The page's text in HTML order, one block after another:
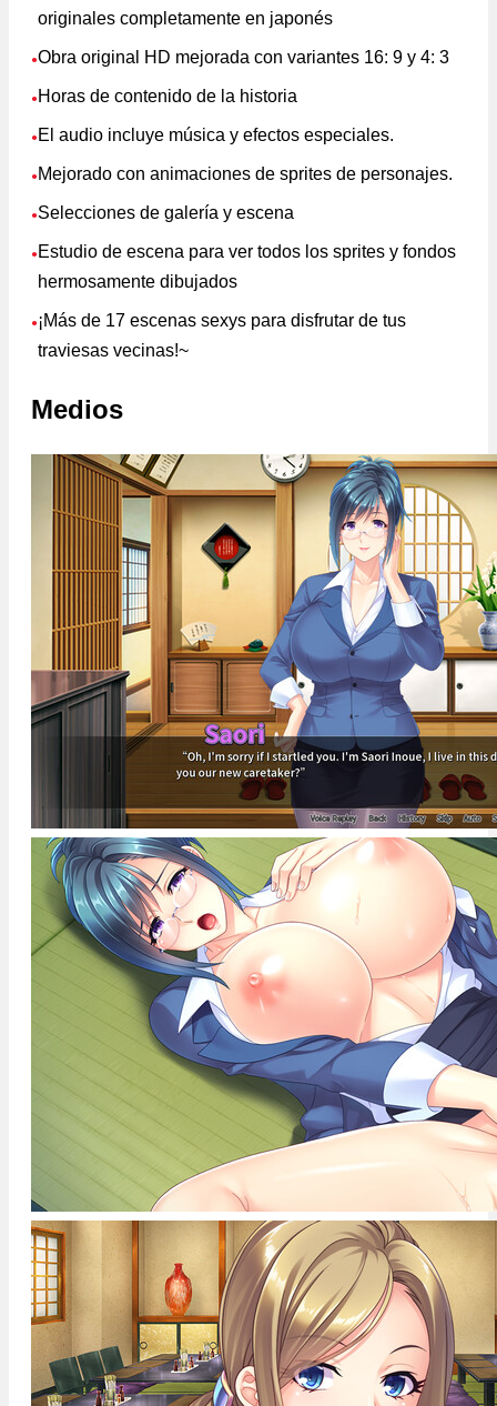
originales completamente en japonés
●Obra original HD mejorada con variantes 16: 9 y 4: 3
● Horas de contenido de la historia
● El audio incluye música y efectos especiales.
● Mejorado con animaciones de sprites de personajes.
●Selecciones de galería y escena
● Estudio de escena para ver todos los sprites y fondos
hermosamente dibujados
● ¡Más de 17 escenas sexys para disfrutar de tus
traviesas vecinas!~
Medios